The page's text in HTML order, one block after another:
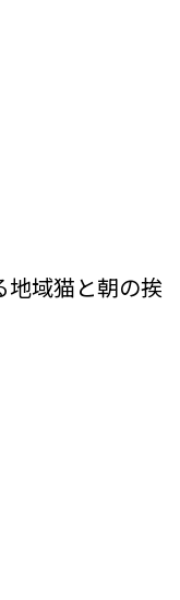
地域猫と朝の挨